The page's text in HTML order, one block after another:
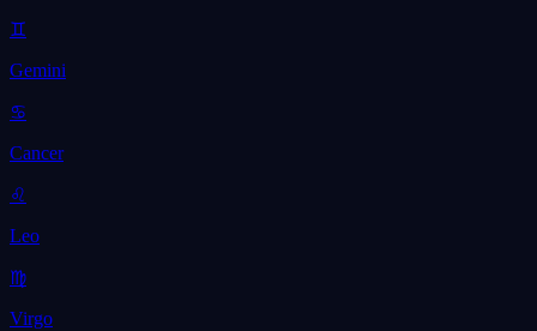
♊
Gemini
♋
Cancer
♌
Leo
♍
Virgo